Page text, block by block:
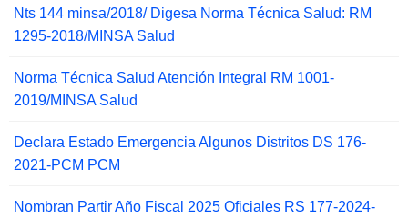
Nts 144 minsa/2018/ Digesa Norma Técnica Salud: RM
1295-2018/MINSA Salud
Norma Técnica Salud Atención Integral RM 1001-
2019/MINSA Salud
Declara Estado Emergencia Algunos Distritos DS 176-
2021-PCM PCM
Nombran Partir Año Fiscal 2025 Oficiales RS 177-2024-